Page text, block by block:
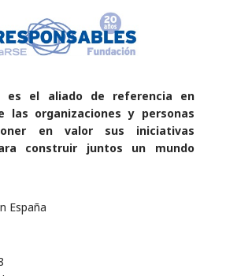
es el aliado de referencia en
las organizaciones y personas
en valor sus iniciativas
construir juntos un mundo
España